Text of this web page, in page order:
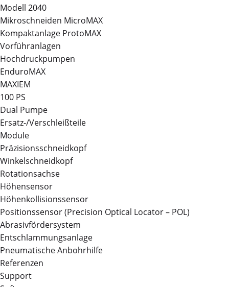
Modell 2040
Mikroschneiden MicroMAX
Kompaktanlage ProtoMAX
Vorführanlagen
Hochdruckpumpen
EnduroMAX
MAXIEM
100 PS
Dual Pumpe
Ersatz-/Verschleißteile
Module
Präzisionsschneidkopf
Winkelschneidkopf
Rotationsachse
Höhensensor
Höhenkollisionssensor
Positionssensor (Precision Optical Locator – POL)
Abrasivfördersystem
Entschlammungsanlage
Pneumatische Anbohrhilfe
Referenzen
Support